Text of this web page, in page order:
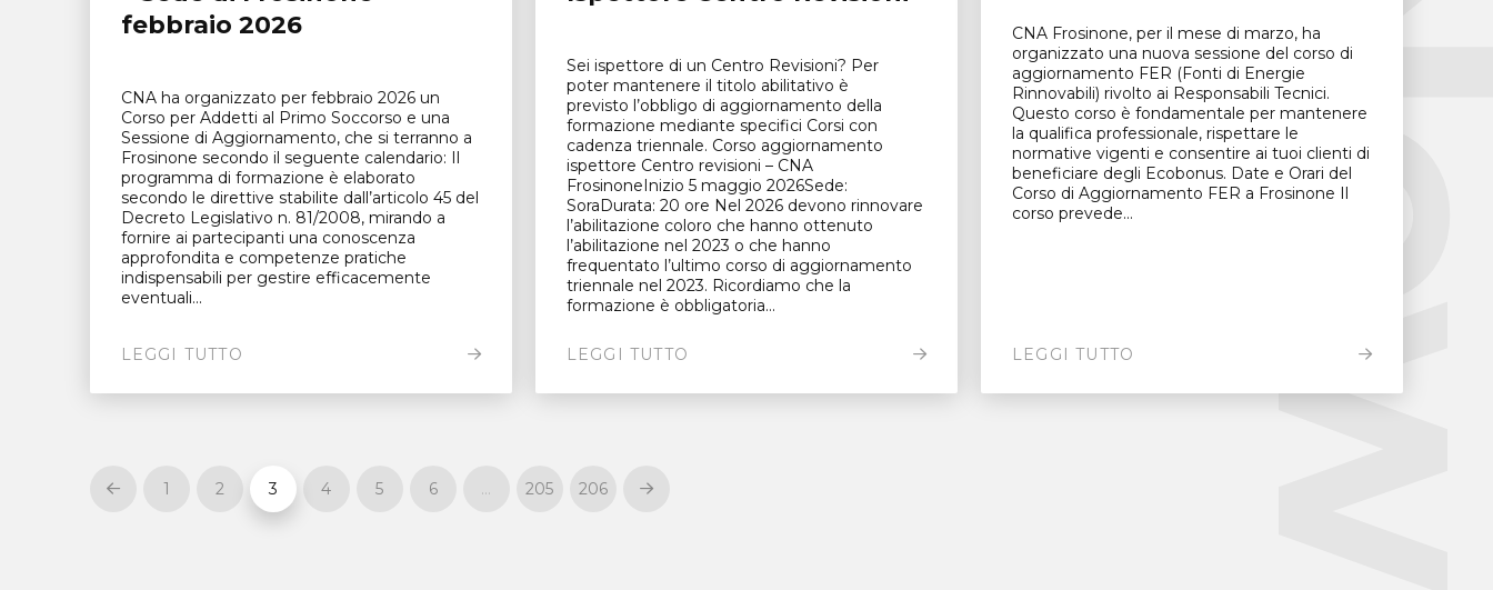
febbraio 2026
CNA ha organizzato per febbraio 2026 un
Corso per Addetti al Primo Soccorso e una
Sessione di Aggiornamento, che si terranno a
Frosinone secondo il seguente calendario: Il
programma di formazione è elaborato
secondo le direttive stabilite dall’articolo 45 del
Decreto Legislativo n. 81/2008, mirando a
fornire ai partecipanti una conoscenza
approfondita e competenze pratiche
indispensabili per gestire efficacemente
eventuali...
LEGGI TUTTO
Sei ispettore di un Centro Revisioni? Per
poter mantenere il titolo abilitativo è
previsto l’obbligo di aggiornamento della
formazione mediante specifici Corsi con
cadenza triennale. Corso aggiornamento
ispettore Centro revisioni – CNA
FrosinoneInizio 5 maggio 2026Sede:
SoraDurata: 20 ore Nel 2026 devono rinnovare
l’abilitazione coloro che hanno ottenuto
l’abilitazione nel 2023 o che hanno
frequentato l’ultimo corso di aggiornamento
triennale nel 2023. Ricordiamo che la
formazione è obbligatoria...
LEGGI TUTTO
CNA Frosinone, per il mese di marzo, ha
organizzato una nuova sessione del corso di
aggiornamento FER (Fonti di Energie
Rinnovabili) rivolto ai Responsabili Tecnici.
Questo corso è fondamentale per mantenere
la qualifica professionale, rispettare le
normative vigenti e consentire ai tuoi clienti di
beneficiare degli Ecobonus. Date e Orari del
Corso di Aggiornamento FER a Frosinone Il
corso prevede...
LEGGI TUTTO
Prev 1 2 3 4 5 6 … 205 206 Next